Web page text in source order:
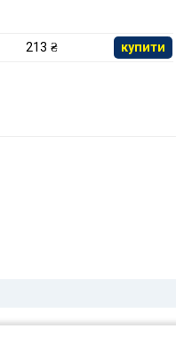
213 ₴ купити